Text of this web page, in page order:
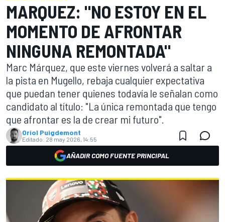
MARQUEZ: "NO ESTOY EN EL
MOMENTO DE AFRONTAR
NINGUNA REMONTADA"
Marc Márquez, que este viernes volverá a saltar a
la pista en Mugello, rebaja cualquier expectativa
que puedan tener quienes todavía le señalan como
candidato al título: "La única remontada que tengo
que afrontar es la de crear mi futuro".
Oriol Puigdemont
Editado: 28 may 2026, 14:55
AÑADIR COMO FUENTE PRINCIPAL